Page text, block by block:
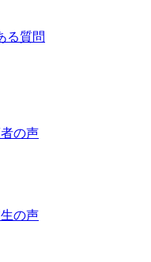
る質問
の声
の声